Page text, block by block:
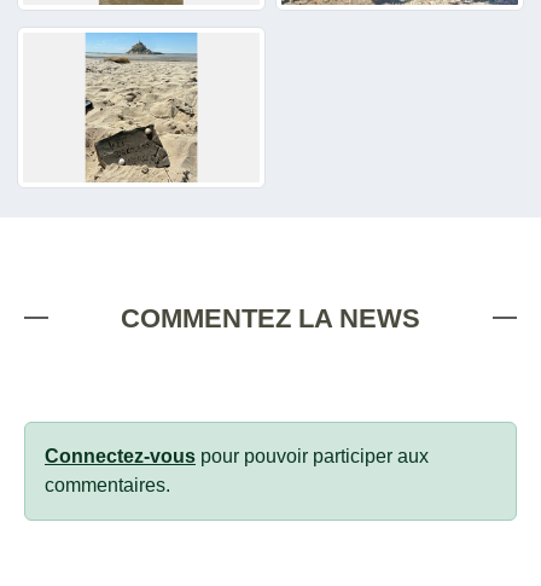
COMMENTEZ LA NEWS
Connectez-vous pour pouvoir participer aux
commentaires.